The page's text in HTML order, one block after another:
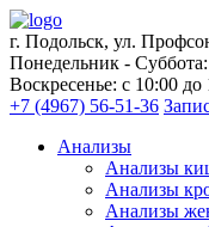
г. Подольск, ул.
Понедельник -
Воскресенье: с 10:00 до
+7 (4967) 56-51-36
Анализы
Анализы
Анализы
Анализы